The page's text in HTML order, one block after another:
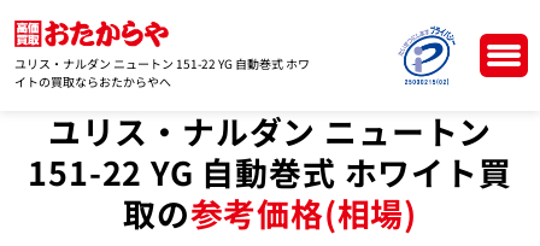
ユリス・ナルダン ニュートン 151-22 YG 自動巻式 ホワ
イトの買取ならおたからやへ
ユリス・ナルダン ニュートン
151-22 YG 自動巻式 ホワイト買
取の参考価格(相場)